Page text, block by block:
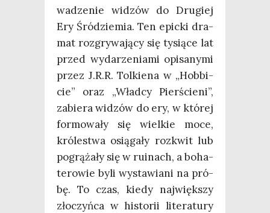
wa­dze­nie widzów do Dru­giej
Ery Śród­zie­mia. Ten epic­ki dra­
mat roz­gry­wa­ją­cy się tysią­ce lat
przed wyda­rze­nia­mi opi­sa­ny­mi
przez J.R.R. Tol­kie­na w „Hob­bi­
cie” oraz „Wład­cy Pier­ście­ni”,
zabie­ra widzów do ery, w któ­rej
for­mo­wa­ły się wiel­kie moce,
kró­le­stwa osią­ga­ły roz­kwit lub
pogrą­ża­ły się w ruinach, a boha­
te­ro­wie byli wysta­wia­ni na pró­
bę. To czas, kie­dy naj­więk­szy
zło­czyń­ca w histo­rii lite­ra­tu­ry